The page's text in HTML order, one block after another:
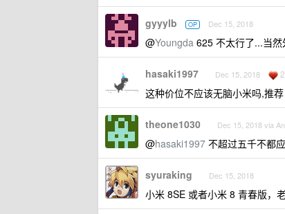
gyyylb OP Dec 15, 2018
@Youngda 625 不太行了...当
hasaki1997 Dec 15, 2018 2
这种价位不应该无脑小米吗,推
theone1030 Dec 15, 2018 via
@hasaki1997 不超过五千不都
syuraking Dec 15, 2018
小米 8SE 或者小米 8 青春版，